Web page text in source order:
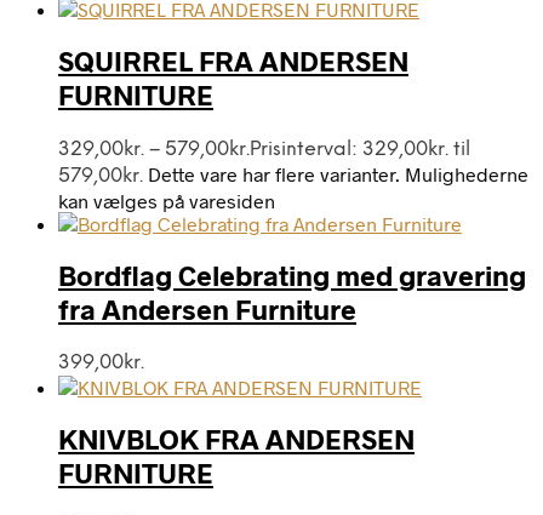
SQUIRREL FRA ANDERSEN
FURNITURE
329,00kr. – 579,00kr.Prisinterval: 329,00kr. til
579,00kr. Dette vare har flere varianter. Mulighederne
kan vælges på varesiden
Bordflag Celebrating med gravering
fra Andersen Furniture
399,00kr.
KNIVBLOK FRA ANDERSEN
FURNITURE